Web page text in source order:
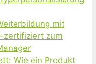
mit
zertifiziert zum
Wie ein Produkt